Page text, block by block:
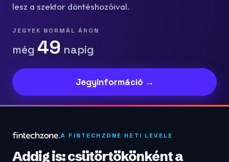
lesz a szektor döntéshozóival.
JEGYEK NORMÁL ÁRON
még 49 napig
Jegyinformáció →
A FINTECHZONE HETI LEVELE
Addig is: csütörtökönként a